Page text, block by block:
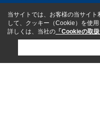
当サイトでは、お客様の当サイ
して、クッキー（Cookie）を使用
詳しくは、当社の 「Cookieの取